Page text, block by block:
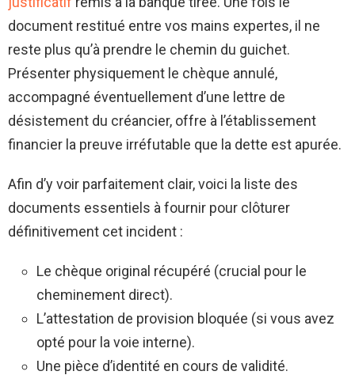
document restitué entre vos mains expertes, il ne
reste plus qu’à prendre le chemin du guichet.
Présenter physiquement le chèque annulé,
accompagné éventuellement d’une lettre de
désistement du créancier, offre à l’établissement
financier la preuve irréfutable que la dette est apurée.
Afin d’y voir parfaitement clair, voici la liste des
documents essentiels à fournir pour clôturer
définitivement cet incident :
Le chèque original récupéré (crucial pour le
cheminement direct).
L’attestation de provision bloquée (si vous avez
opté pour la voie interne).
Une pièce d’identité en cours de validité.